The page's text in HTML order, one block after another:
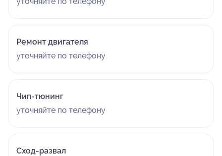
Ремонт двигателя
уточняйте по телефону
Чип-тюнинг
уточняйте по телефону
Сход-развал